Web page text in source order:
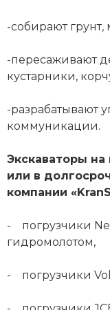
-собирают грунт,
-пересаживают
кустарники,
-разрабатывают
коммуникации.
Экскаваторы на
или в
компании
- погрузчики
гидромолотом,
- погрузчики